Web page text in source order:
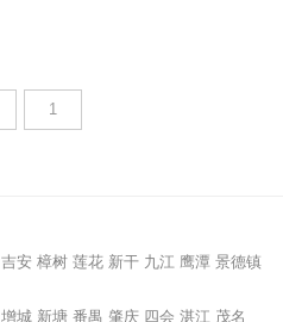
1
吉安 樟树 莲花 新干 九江 鹰潭 景德镇
增城 新塘 番禺 肇庆 四会 湛江 茂名